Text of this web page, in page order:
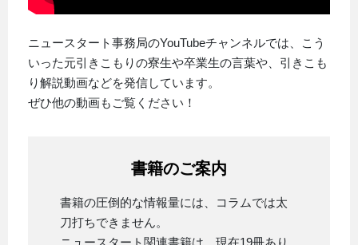
ニュースタート事務局のYouTubeチャンネルでは、こう
いった元引きこもりの寮生や卒業生の言葉や、引きこも
り解説動画などを発信しています。
ぜひ他の動画もご覧ください！
書籍のご案内
書籍の圧倒的な情報量には、コラムでは太
刀打ちできません。
ニュースタート関連書籍は、現在19冊あり